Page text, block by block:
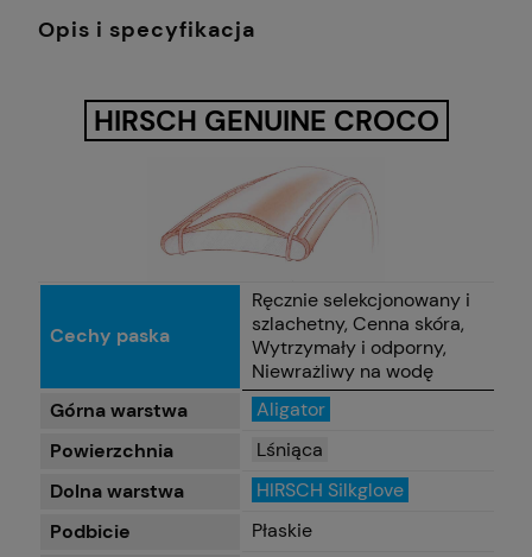
Opis i specyfikacja
HIRSCH GENUINE CROCO
Cechy paska
Ręcznie selekcjonowany i
szlachetny, Cenna skóra,
Wytrzymały i odporny,
Niewrażliwy na wodę
Górna warstwa
Aligator
Powierzchnia
Lśniąca
Dolna warstwa
HIRSCH Silkglove
Podbicie
Płaskie